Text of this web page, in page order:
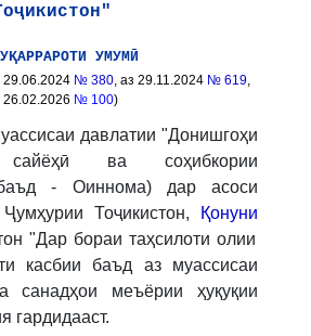
УМУМӢ
29.06.2024 № 380, аз 29.11.2024 № 619,
26.02.2026 № 100)
давлатии "Донишгоҳи
сайёҳӣ ва соҳибкории
- Оиннома) дар асоси
Тоҷикистон,
Қонуни
"Дар бораи таҳсилоти олии
касбии баъд аз муассисаи
санадҳои меъёрии ҳуқуқии
гардидааст.